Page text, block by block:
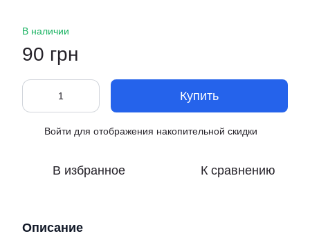
В наличии
90 грн
Купить
Войти для отображения накопительной скидки
В избранное К сравнению
Описание